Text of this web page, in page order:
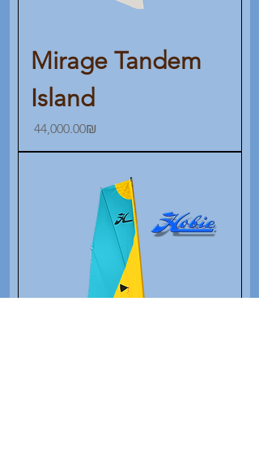
Mirage Tandem
Island
Price ‏44,000.00 ‏₪